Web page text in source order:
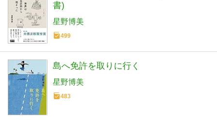
書)
星野博美
499
島へ免許を取りに行く
星野博美
483